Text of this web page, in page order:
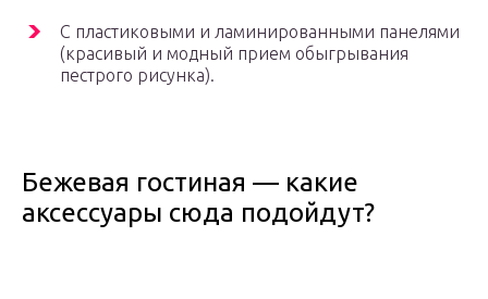
С пластиковыми и ламинированными панелями
(красивый и модный прием обыгрывания
пестрого рисунка).
Бежевая гостиная — какие
аксессуары сюда подойдут?